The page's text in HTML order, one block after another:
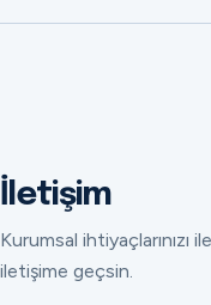
İletişim
Kurumsal ihtiyaçlarınızı
iletişime geçsin.